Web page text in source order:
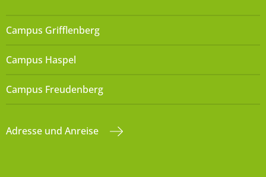
Campus Grifflenberg
Campus Haspel
Campus Freudenberg
Adresse und Anreise